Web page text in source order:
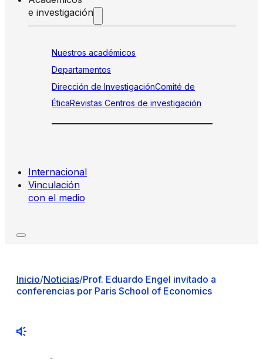
e investigación
Nuestros académicos
Departamentos
Dirección de InvestigaciónComité de
ÉticaRevistas Centros de investigación
Internacional
Vinculación
con el medio
Inicio/Noticias/Prof. Eduardo Engel invitado a
conferencias por Paris School of Economics